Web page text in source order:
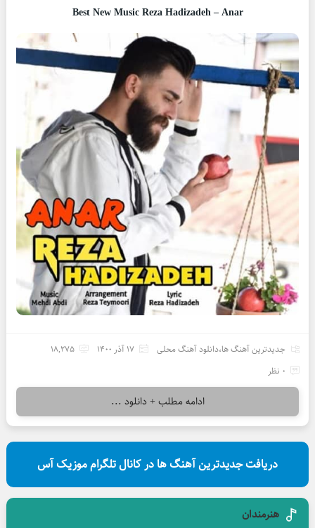
Best New Music Reza Hadizadeh – Anar
جدیدترین آهنگ ها،دانلود آهنگ محلی 17 آذر 1400
18,275
0 نظر
ادامه مطلب + دانلود ...
دریافت جدیدترین آهنگ ها در کانال تلگرام موزیک آس
هنرمندان